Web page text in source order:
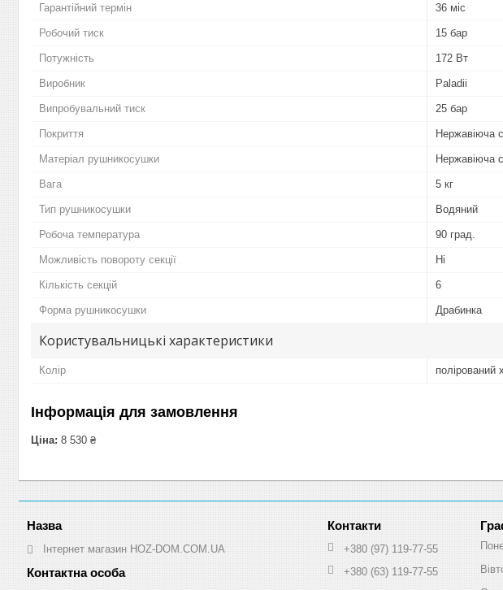
Гарантійний термін 36 міс
Робочий тиск 15 бар
Потужність 172 Вт
Виробник Paladii
Випробувальний тиск 25 бар
Покриття Нержавіюча
Матеріал рушникосушки Нержавіюча
Вага 5 кг
Тип рушникосушки Водяний
Робоча температура 90 град.
Можливість повороту секції Ні
Кількість секцій 6
Форма рушникосушки Драбинка
Користувальницькі характеристики
Колір полірований
Інформація для замовлення
Ціна: 8 530 ₴
Інтернет магазин HOZ-DOM.COM.UA
+380 (97) 119-77-55
+380 (63) 119-77-55